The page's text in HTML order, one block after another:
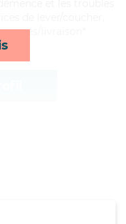
livraison*